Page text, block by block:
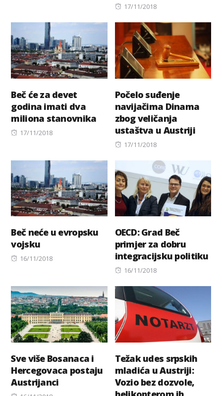
Posted
17/11/2018
Beč će za devet
godina imati dva
miliona stanovnika
Posted
17/11/2018
Počelo suđenje
navijačima Dinama
zbog veličanja
ustaštva u Austriji
Posted
17/11/2018
Beč neće u evropsku
vojsku
Posted
16/11/2018
OECD: Grad Beč
primjer za dobru
integracijsku politiku
Posted
16/11/2018
Sve više Bosanaca i
Hercegovaca postaju
Austrijanci
Težak udes srpskih
mladića u Austriji:
Vozio bez dozvole,